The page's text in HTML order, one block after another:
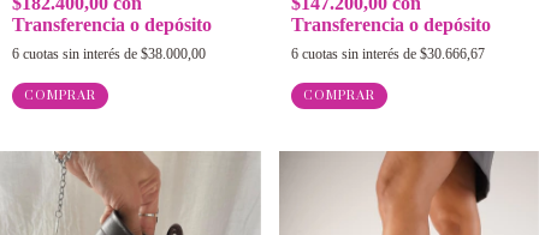
Transferencia o depósito
6 cuotas sin interés de $38.000,00
COMPRAR
Transferencia o depósito
6 cuotas sin interés de $30.666,67
COMPRAR